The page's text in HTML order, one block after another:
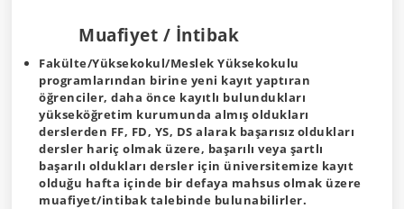
Muafiyet / İntibak
Fakülte/Yüksekokul/Meslek Yüksekokulu
programlarından birine yeni kayıt yaptıran
öğrenciler, daha önce kayıtlı bulundukları
yükseköğretim kurumunda almış oldukları
derslerden FF, FD, YS, DS alarak başarısız oldukları
dersler hariç olmak üzere, başarılı veya şartlı
başarılı oldukları dersler için üniversitemize kayıt
olduğu hafta içinde bir defaya mahsus olmak üzere
muafiyet/intibak talebinde bulunabilirler.